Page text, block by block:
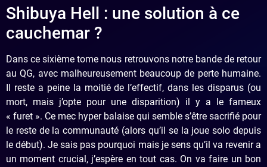
Shibuya Hell : une solution à ce
cauchemar ?
Dans ce sixième tome nous retrouvons notre bande de retour
au QG, avec malheureusement beaucoup de perte humaine.
Il reste a peine la moitié de l’effectif, dans les disparus (ou
mort, mais j’opte pour une disparition) il y a le fameux
« furet ». Ce mec hyper balaise qui semble s’être sacrifié pour
le reste de la communauté (alors qu’il se la joue solo depuis
le début). Je sais pas pourquoi mais je sens qu’il va revenir a
un moment crucial, j’espère en tout cas. On va faire un bon